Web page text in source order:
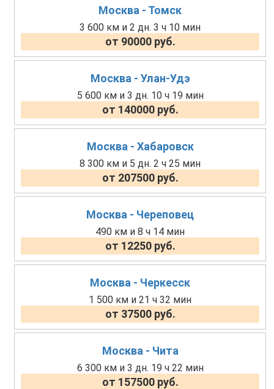
Москва - Томск
3 600 км и 2 дн. 3 ч 10 мин
от 90000 руб.
Москва - Улан-Удэ
5 600 км и 3 дн. 10 ч 19 мин
от 140000 руб.
Москва - Хабаровск
8 300 км и 5 дн. 2 ч 25 мин
от 207500 руб.
Москва - Череповец
490 км и 8 ч 14 мин
от 12250 руб.
Москва - Черкесск
1 500 км и 21 ч 32 мин
от 37500 руб.
Москва - Чита
6 300 км и 3 дн. 19 ч 22 мин
от 157500 руб.